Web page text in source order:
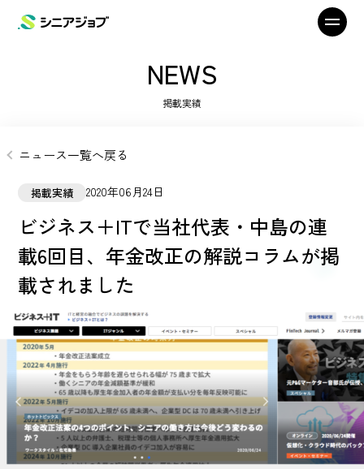
NEWS
掲載実績
ニュース一覧へ戻る
掲載実績 2020年06月24日
ビジネス＋ITで当社代表・中島の連
載6回目、年金改正の解説コラムが掲
載されました